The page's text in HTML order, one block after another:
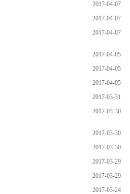
2017-04-07
2017-04-07
2017-04-07
2017-04-05
2017-04-05
2017-04-05
2017-03-31
2017-03-30
2017-03-30
2017-03-30
2017-03-29
2017-03-29
2017-03-24